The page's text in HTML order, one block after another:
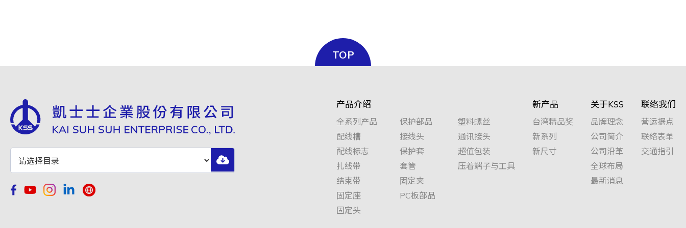
TOP
产品介绍
全系列产品
配线槽
配线标志
扎线带
结束带
固定座
固定头
保护部品
接线头
保护套
套管
固定夹
PC板部品
塑料螺丝
通讯接头
超值包装
压着端子与工具
新产品
台湾精品奖
新系列
新尺寸
关于KSS
品牌理念
公司简介
公司沿革
全球布局
最新消息
联络我们
营运据点
联络表单
交通指引